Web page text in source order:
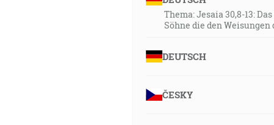
Thema: Jesaia 30,8-13:
Söhne die den
DEUTSCH
ČESKY